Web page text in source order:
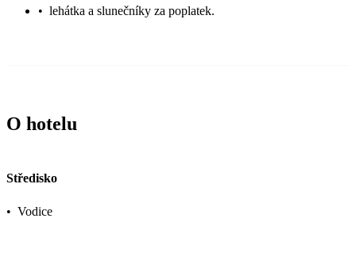
• lehátka a slunečníky za poplatek.
O hotelu
Středisko
• Vodice